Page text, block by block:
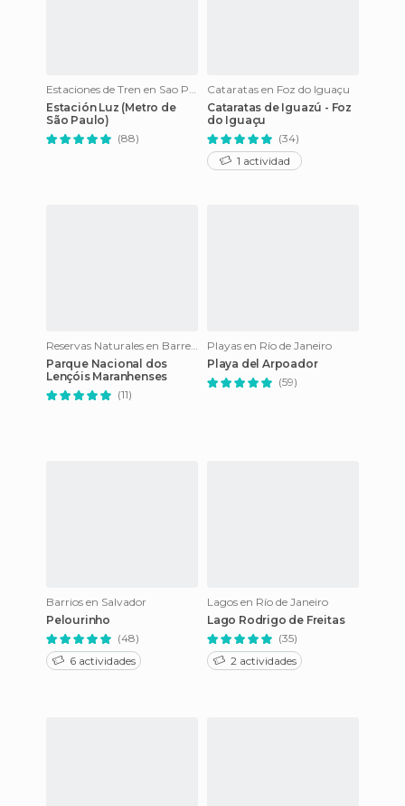
Estaciones de Tren en Sao Paulo
Estación Luz (Metro de
São Paulo)
(88)
Cataratas en Foz do Iguaçu
Cataratas de Iguazú - Foz
do Iguaçu
(34)
1 actividad
Reservas Naturales en Barreirinhas
Parque Nacional dos
Lençóis Maranhenses
(11)
Playas en Río de Janeiro
Playa del Arpoador
(59)
Barrios en Salvador
Pelourinho
(48)
6 actividades
Lagos en Río de Janeiro
Lago Rodrigo de Freitas
(35)
2 actividades